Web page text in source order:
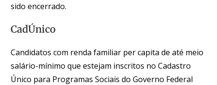
sido encerrado.
CadÚnico
Candidatos com renda familiar per capita de até meio
salário-mínimo que estejam inscritos no Cadastro
Único para Programas Sociais do Governo Federal